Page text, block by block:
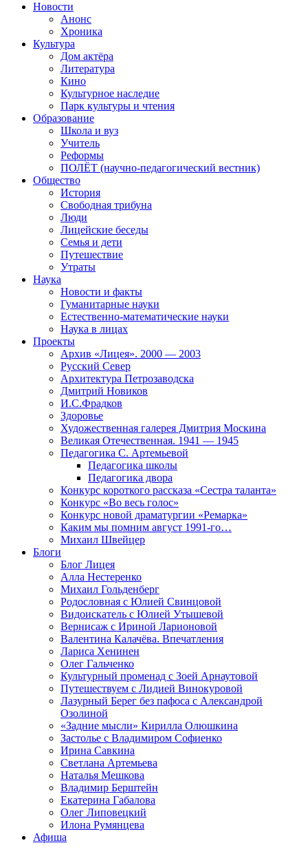
Новости
Анонс
Хроника
Культура
Дом актёра
Литература
Кино
Культурное наследие
Парк культуры и чтения
Образование
Школа и вуз
Учитель
Реформы
ПОЛЁТ (научно-педагогический вестник)
Общество
История
Свободная трибуна
Люди
Лицейские беседы
Семья и дети
Путешествие
Утраты
Наука
Новости и факты
Гуманитарные науки
Естественно-математические науки
Наука в лицах
Проекты
Архив «Лицея». 2000 — 2003
Русский Север
Архитектура Петрозаводска
Дмитрий Новиков
И.С.Фрадков
Здоровье
Художественная галерея Дмитрия Москина
Великая Отечественная. 1941 — 1945
Педагогика С. Артемьевой
Педагогика школы
Педагогика двора
Конкурс короткого рассказа «Сестра таланта»
Конкурс «Во весь голос»
Конкурс новой драматургии «Ремарка»
Каким мы помним август 1991-го…
Михаил Швейцер
Блоги
Блог Лицея
Алла Нестеренко
Михаил Гольденберг
Родословная с Юлией Свинцовой
Видоискатель с Юлией Утышевой
Вернисаж с Ириной Ларионовой
Валентина Калачёва. Впечатления
Лариса Хенинен
Олег Гальченко
Культурный променад с Зоей Арнаутовой
Путешествуем с Лидией Винокуровой
Лазурный Берег без пафоса с Александрой
Озолиной
«Задние мысли» Кирилла Олюшкина
Застолье с Владимиром Софиенко
Ирина Савкина
Светлана Артемьева
Наталья Мешкова
Владимир Берштейн
Екатерина Габалова
Олег Липовецкий
Илона Румянцева
Афиша